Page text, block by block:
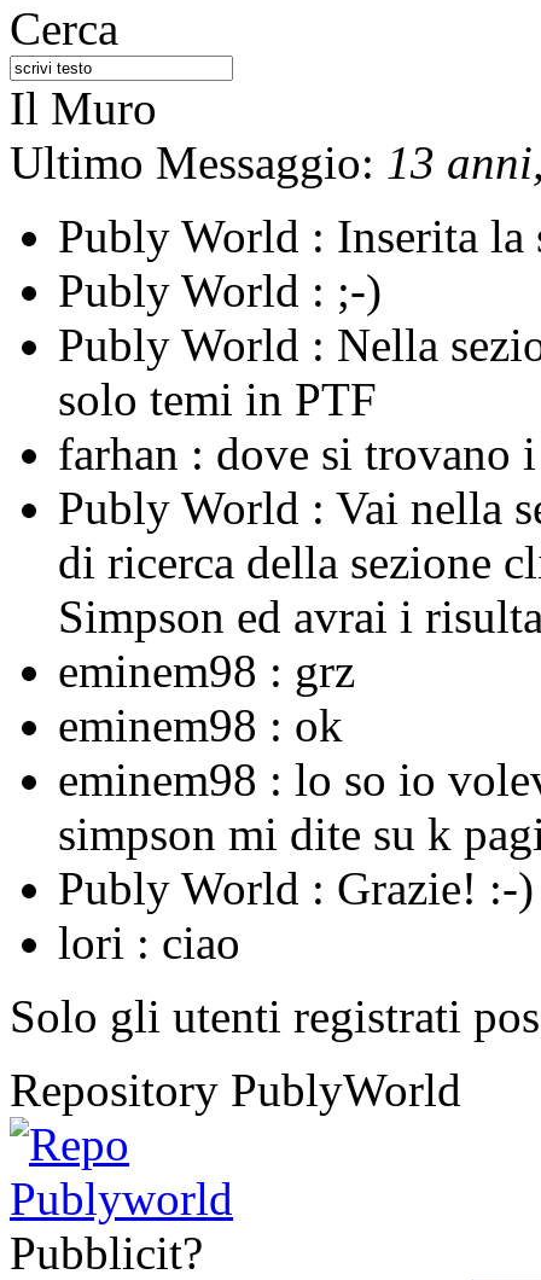
Cerca
Il Muro
Ultimo Messaggio: 13
Publy World : Inserita
Publy World : ;-)
Publy World : Nella
solo temi in PTF
farhan : dove si trovano
Publy World : Vai nella
di ricerca della sezione
Simpson ed avrai i
eminem98 : grz
eminem98 : ok
eminem98 : lo so io
simpson mi dite su k
Publy World : Grazie! :-)
lori : ciao
Solo gli utenti registrati
Repository PublyWorld
Pubblicit?